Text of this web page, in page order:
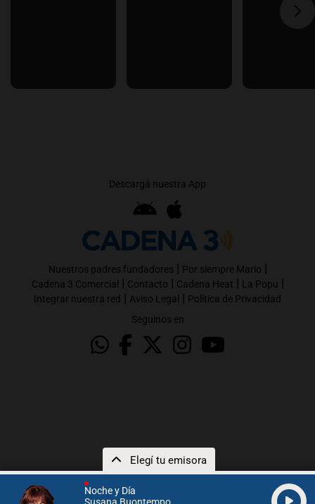
Noche y Día
Elegí tu emisora
Descargá nuestra App
Nuestros padres fundadores | Por siempre Mario |
Cadena 3 Comercial | Contacto | Cadena Heat | La Popu |
Integrar nuestra red | Aviso Legal | Política de Privacidad
Seguinos en